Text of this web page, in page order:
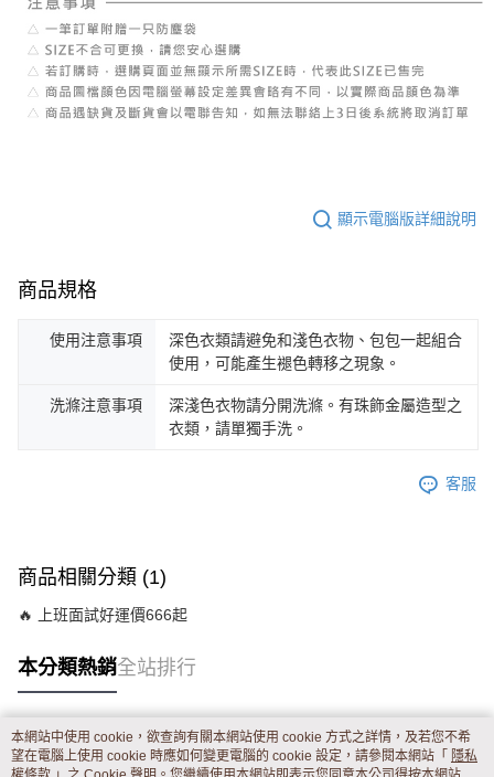
顯示電腦版詳細說明
商品規格
使用注意事項
深色衣類請避免和淺色衣物、包包一起組合
使用，可能產生褪色轉移之現象。
洗滌注意事項
深淺色衣物請分開洗滌。有珠飾金屬造型之
衣類，請單獨手洗。
客服
商品相關分類 (1)
🔥 上班面試好運價666起
本分類熱銷全站排行
熱門標籤
本網站中使用 cookie，欲查詢有關本網站使用 cookie 方式之詳情，及若您不希
望在電腦上使用 cookie 時應如何變更電腦的 cookie 設定，請參閱本網站「 隱私